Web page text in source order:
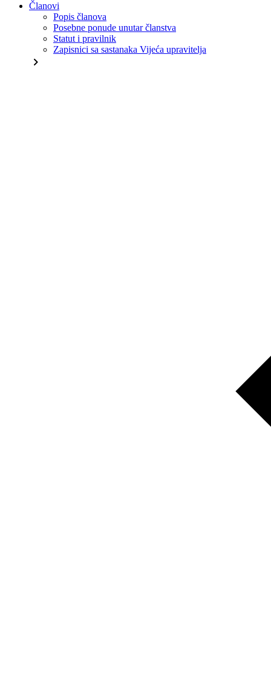
Članovi
Popis članova
Posebne ponude unutar članstva
Statut i pravilnik
Zapisnici sa sastanaka Vijeća upravitelja
chevron_right